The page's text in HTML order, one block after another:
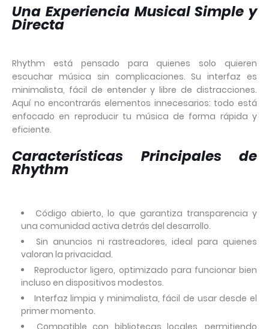
Una Experiencia Musical Simple y
Directa
Rhythm está pensado para quienes solo quieren
escuchar música sin complicaciones. Su interfaz es
minimalista, fácil de entender y libre de distracciones.
Aquí no encontrarás elementos innecesarios: todo está
enfocado en reproducir tu música de forma rápida y
eficiente.
Características Principales de
Rhythm
Código abierto, lo que garantiza transparencia y
una comunidad activa detrás del desarrollo.
Sin anuncios ni rastreadores, ideal para quienes
valoran la privacidad.
Reproductor ligero, optimizado para funcionar bien
incluso en dispositivos modestos.
Interfaz limpia y minimalista, fácil de usar desde el
primer momento.